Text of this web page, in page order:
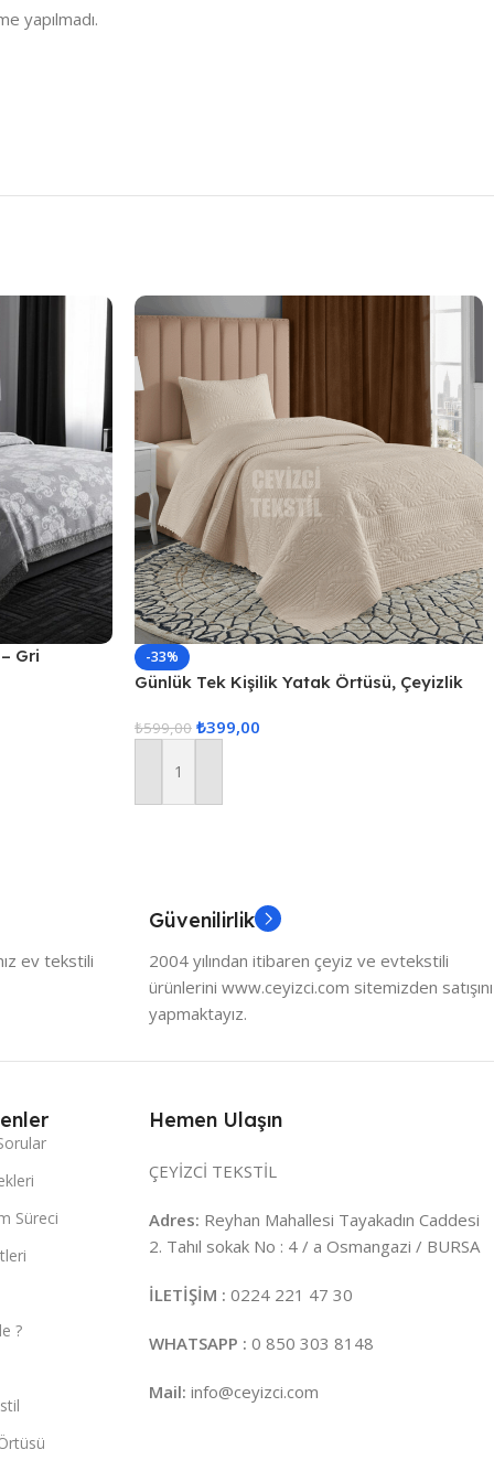
yapılmadı.
Gri -33%
Günlük Tek Kişilik Yatak Örtüsü, Çeyizlik
Kapuçino
₺599,00 ₺399,00
Sepete Ekle
ev tekstili
Güvenilirlik
2004 yılından itibaren çeyiz ve evtekstili
ürünlerini www.ceyizci.com sitemizden satışını
yapmaktayız.
Süreci
?
Hemen Ulaşın
ÇEYİZCİ TEKSTİL
Adres: Reyhan Mahallesi Tayakadın Caddesi
2. Tahıl sokak No : 4 / a Osmangazi / BURSA
İLETİŞİM : 0224 221 47 30
WHATSAPP : 0 850 303 8148
Mail: info@ceyizci.com